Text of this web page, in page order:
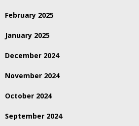
February 2025
January 2025
December 2024
November 2024
October 2024
September 2024